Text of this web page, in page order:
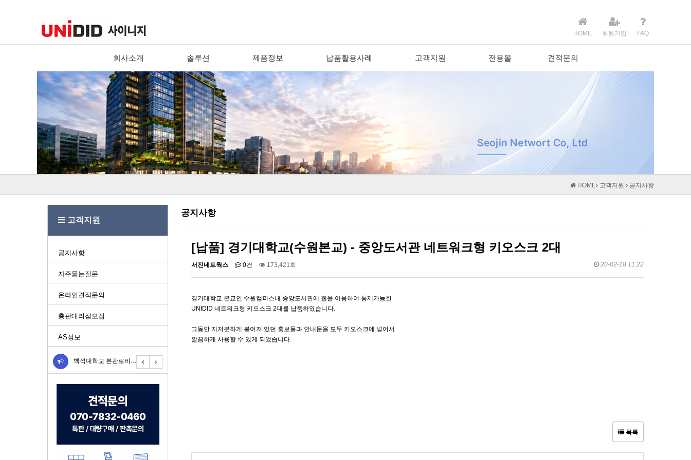
HOME 회원가입 FAQ
회사소개 솔루션 제품정보 납품활용사례 고객지원 전용몰 견적문의
HOME 고객지원 공지사항
공지사항
[납품] 경기대학교(수원본교) - 중앙도서관 네트워크형 키오스크 2대
서진네트웍스 0건 173,421회 20-02-18 11:22
경기대학교 본교인 수원캠퍼스내 중앙도서관에 웹을 이용하여 통제가능한
UNIDID 네트워크형 키오스크 2대를 납품하였습니다.
그동안 지저분하게 붙여져 있던 홍보물과 안내문을 모두 키오스크에 넣어서
깔끔하게 사용할 수 있게 되었습니다.
목록
고객지원
공지사항
자주묻는질문
온라인견적문의
총판대리점모집
AS정보
[DID 납품] 네이마르 방… 백석대학교 본관로비에 스탠드…